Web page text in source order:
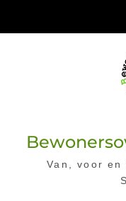
Van, voor en